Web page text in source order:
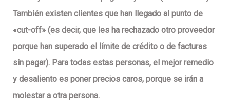
También existen clientes que han llegado al punto de
«cut-off» (es decir, que les ha rechazado otro proveedor
porque han superado el límite de crédito o de facturas
sin pagar). Para todas estas personas, el mejor remedio
y desaliento es poner precios caros, porque se irán a
molestar a otra persona.